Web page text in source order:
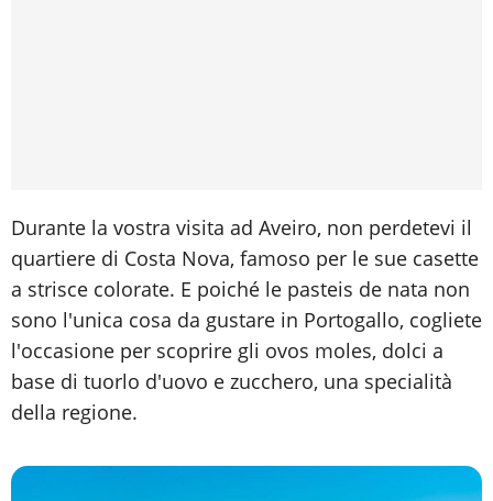
Durante la vostra visita ad Aveiro, non perdetevi il
quartiere di Costa Nova, famoso per le sue casette
a strisce colorate. E poiché le pasteis de nata non
sono l'unica cosa da gustare in Portogallo, cogliete
l'occasione per scoprire gli ovos moles, dolci a
base di tuorlo d'uovo e zucchero, una specialità
della regione.